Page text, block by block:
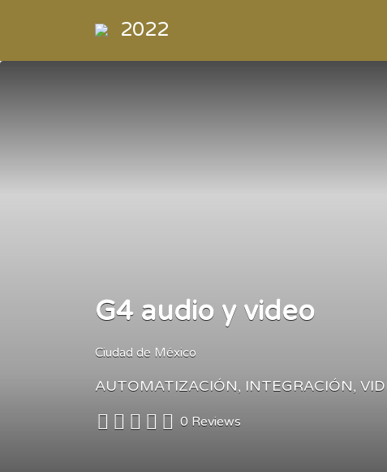
2022
Buscar
por:
G4 audio y video
Ciudad de México
AUTOMATIZACIÓN INTEGRACIÓN
0 Reviews